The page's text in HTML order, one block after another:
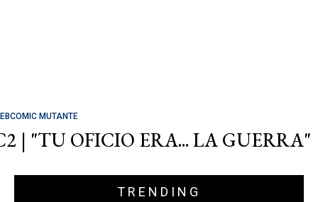
MUTANTE
| "TU OFICIO ERA... LA GUERRA"
TRENDING